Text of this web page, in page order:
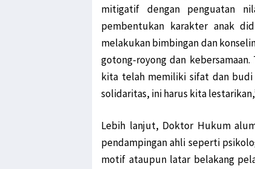
mitigatif dengan penguatan
pembentukan karakter anak
melakukan bimbingan dan
gotong-royong dan
kita telah memiliki sifat dan
solidaritas, ini harus kita
Lebih lanjut, Doktor Hukum
pendampingan ahli seperti
motif ataupun latar belakang